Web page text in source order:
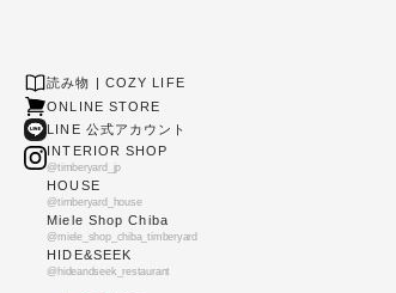
読み物 | COZY LIFE
ONLINE STORE
LINE 公式アカウント
INTERIOR SHOP
@timberyard_jp
HOUSE
@timberyard_house
Miele Shop Chiba
@miele_shop_chiba_timberyard
HIDE&SEEK
@hideandseek_restaurant